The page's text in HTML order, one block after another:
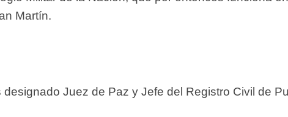
Martín.
designado Juez de Paz y Jefe del Registro Civil de